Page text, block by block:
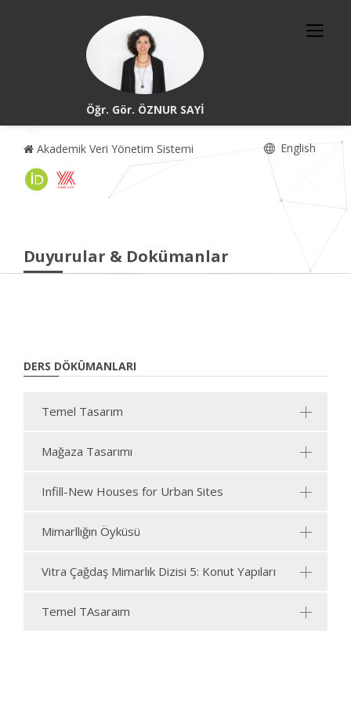
Öğr. Gör. ÖZNUR SAYİ
Akademik Veri Yönetim Sistemi English
Duyurular & Dokümanlar
DERS DÖKÜMANLARI
Temel Tasarım
Mağaza Tasarımı
Infill-New Houses for Urban Sites
Mimarllığın Öyküsü
Vitra Çağdaş Mimarlık Dizisi 5: Konut Yapıları
Temel TAsaraım